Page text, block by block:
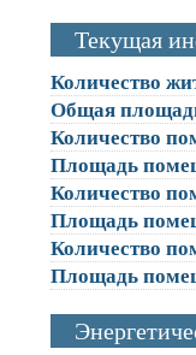
Текущая
Количество
Общая
Количество
Площадь
Количество
Площадь
Количество
Площадь